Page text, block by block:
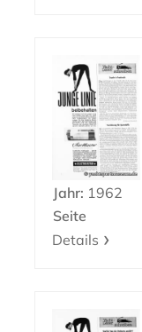
Jahr: 1962
Seite
Details